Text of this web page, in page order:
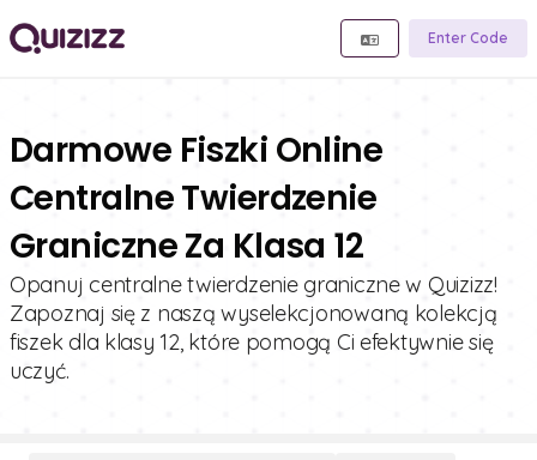
Enter Code
Darmowe Fiszki Online
Centralne Twierdzenie
Graniczne Za Klasa 12
Opanuj centralne twierdzenie graniczne w Quizizz!
Zapoznaj się z naszą wyselekcjonowaną kolekcją
fiszek dla klasy 12, które pomogą Ci efektywnie się
uczyć.